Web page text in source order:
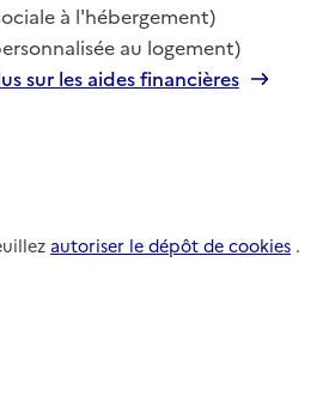
à l'hébergement)
au logement)
sur les aides financières
autoriser le dépôt de cookies .